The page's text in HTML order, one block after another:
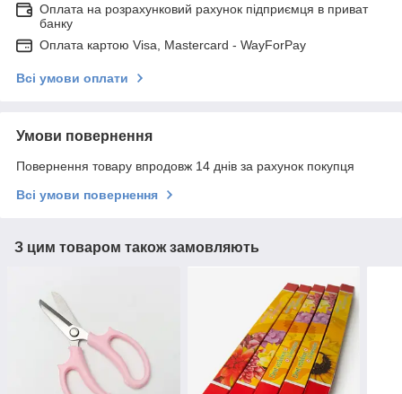
Оплата на розрахунковий рахунок підприємця в приват
банку
Оплата картою Visa, Mastercard - WayForPay
Всі умови оплати
Умови повернення
Повернення товару впродовж 14 днів за рахунок покупця
Всі умови повернення
З цим товаром також замовляють